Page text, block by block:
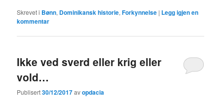
Skrevet i Bønn, Dominikansk historie,Forkynnelse | Legg igjen en
kommentar
Ikke ved sverd eller krig eller
vold…
Publisert30/12/2017avopdacia